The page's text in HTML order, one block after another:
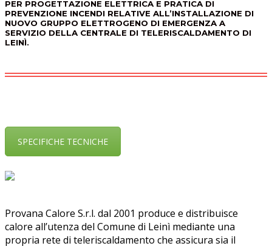
PER PROGETTAZIONE ELETTRICA E PRATICA DI
PREVENZIONE INCENDI RELATIVE ALL’INSTALLAZIONE DI
NUOVO GRUPPO ELETTROGENO DI EMERGENZA A
SERVIZIO DELLA CENTRALE DI TELERISCALDAMENTO DI
LEINÌ.
SPECIFICHE TECNICHE
Provana Calore S.r.l. dal 2001 produce e distribuisce
calore all’utenza del Comune di Leinì mediante una
propria rete di teleriscaldamento che assicura sia il